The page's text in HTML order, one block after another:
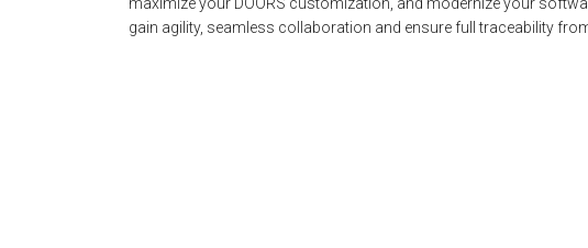
gain agility, seamless collaboration and ensure full traceability